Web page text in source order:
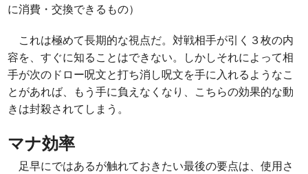
に消費・交換できるもの）
これは極めて長期的な視点だ。対戦相手が引く３枚の内
容を、すぐに知ることはできない。しかしそれによって相
手が次のドロー呪文と打ち消し呪文を手に入れるようなこ
とがあれば、もう手に負えなくなり、こちらの効果的な動
きは封殺されてしまう。
マナ効率
足早にではあるが触れておきたい最後の要点は、使用さ